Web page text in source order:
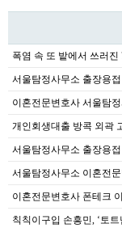
폭염 속 또 밭에서 쓰러진
서울탐정사무소 출장용
이혼전문변호사 서울탐
개인회생대출 방콕 외곽
서울탐정사무소 출장용접
서울탐정사무소 이혼전
이혼전문변호사 폰테크
칙칙이구입 손흥민, ‘토